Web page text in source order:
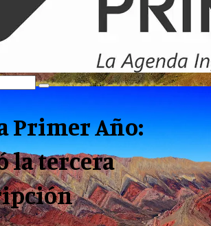
Search
Primer Año:
la tercera